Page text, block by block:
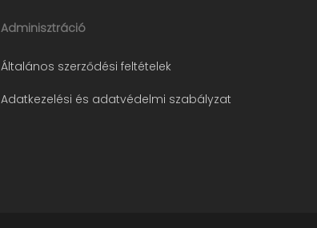
Adminisztráció
Általános szerződési feltételek
Adatkezelési és adatvédelmi szabályzat